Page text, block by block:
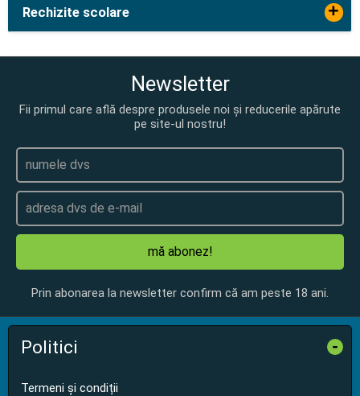
Rechizite scolare +
Newsletter
Fii primul care află despre produsele noi și reducerile apărute
pe site-ul nostru!
mă abonez!
Prin abonarea la newsletter confirm că am peste 18 ani.
Politici -
Termeni și condiții